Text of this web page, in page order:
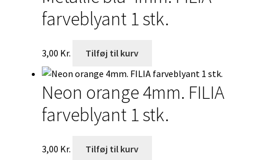
farveblyant 1 stk.
3,00 Kr. Tilføj til kurv
Neon orange 4mm. FILIA
farveblyant 1 stk.
3,00 Kr. Tilføj til kurv